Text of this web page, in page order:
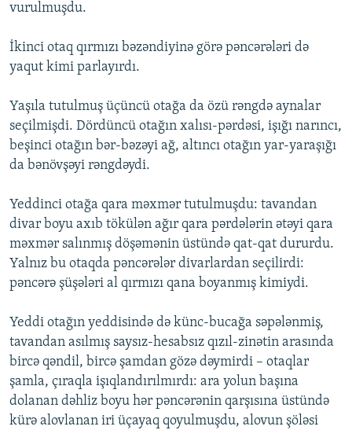
vurulmuşdu.
İkinci otaq qırmızı bəzəndiyinə görə pəncərələri də
yaqut kimi parlayırdı.
Yaşıla tutulmuş üçüncü otağa da özü rəngdə aynalar
seçilmişdi. Dördüncü otağın xalısı-pərdəsi, işığı narıncı,
beşinci otağın bər-bəzəyi ağ, altıncı otağın yar-yaraşığı
da bənövşəyi rəngdəydi.
Yeddinci otağa qara məxmər tutulmuşdu: tavandan
divar boyu axıb tökülən ağır qara pərdələrin ətəyi qara
məxmər salınmış döşəmənin üstündə qat-qat dururdu.
Yalnız bu otaqda pəncərələr divarlardan seçilirdi:
pəncərə şüşələri al qırmızı qana boyanmış kimiydi.
Yeddi otağın yeddisində də künc-bucağa səpələnmiş,
tavandan asılmış saysız-hesabsız qızıl-zinətin arasında
bircə qəndil, bircə şamdan gözə dəymirdi – otaqlar
şamla, çıraqla işıqlandırılmırdı: ara yolun başına
dolanan dəhliz boyu hər pəncərənin qarşısına üstündə
kürə alovlanan iri üçayaq qoyulmuşdu, alovun şöləsi